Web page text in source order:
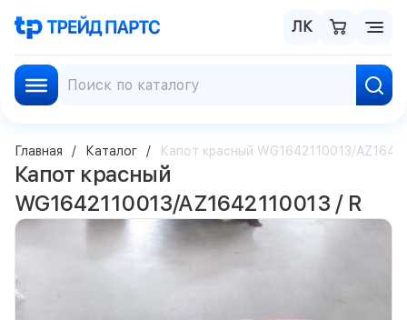
ЛК
Главная Каталог Капот красный WG1642110013/
Капот красный
WG1642110013/AZ1642110013 / R